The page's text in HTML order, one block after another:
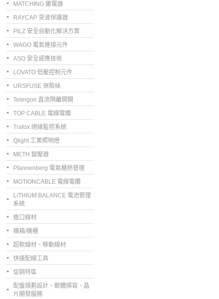
MATCHING 繼電器
RAYCAP 突波保護器
PILZ 安全自動化解決方案
WAGO 電氣連接元件
ASO 安全感應技術
LOVATO 低壓控制元件
URSFUSE 保險絲
Telergon 直流隔離開關
TOP CABLE 電線電纜
Trafox 絕緣監控系統
Qlight 工業照明燈
METH 變壓器
Pfannenberg 電氣櫃熱管理
MOTIONCABLE 電線電纜
LiTHIUM BALANCE 電池管理
系統
進口線材
機箱/機櫃
超軟線材、移動線材
快速配線工具
促銷特區
配盤規劃設計、軟體撰寫、晶
片開發服務